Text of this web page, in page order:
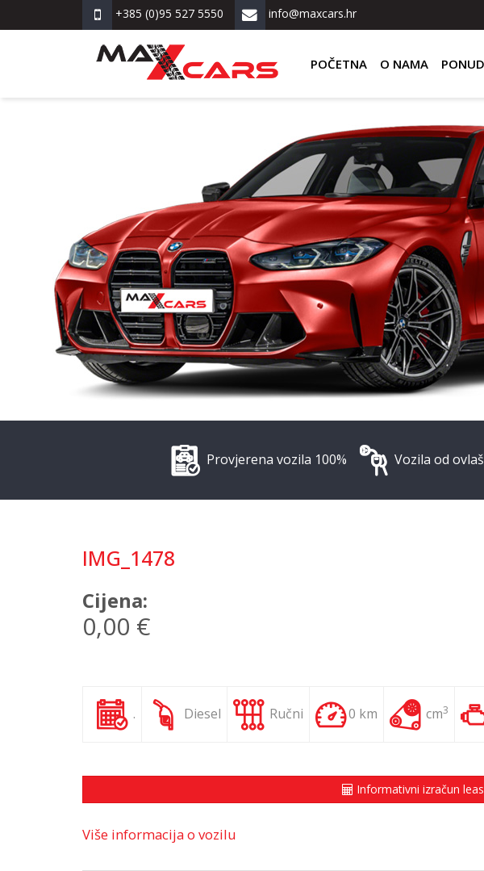
+385 (0)95 527 5550 info@maxcars.hr
POČETNA O NAMA
Provjerena vozila 100% Vozila od
IMG_1478
Cijena:
0,00 €
. Diesel Ručni 0 km cm3
Informativni izračun
Više informacija o vozilu